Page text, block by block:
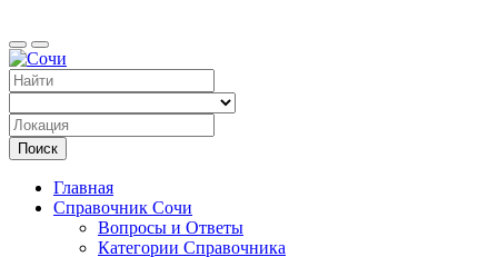
Поиск
Главная
Справочник Сочи
Вопросы и Ответы
Категории Справочника